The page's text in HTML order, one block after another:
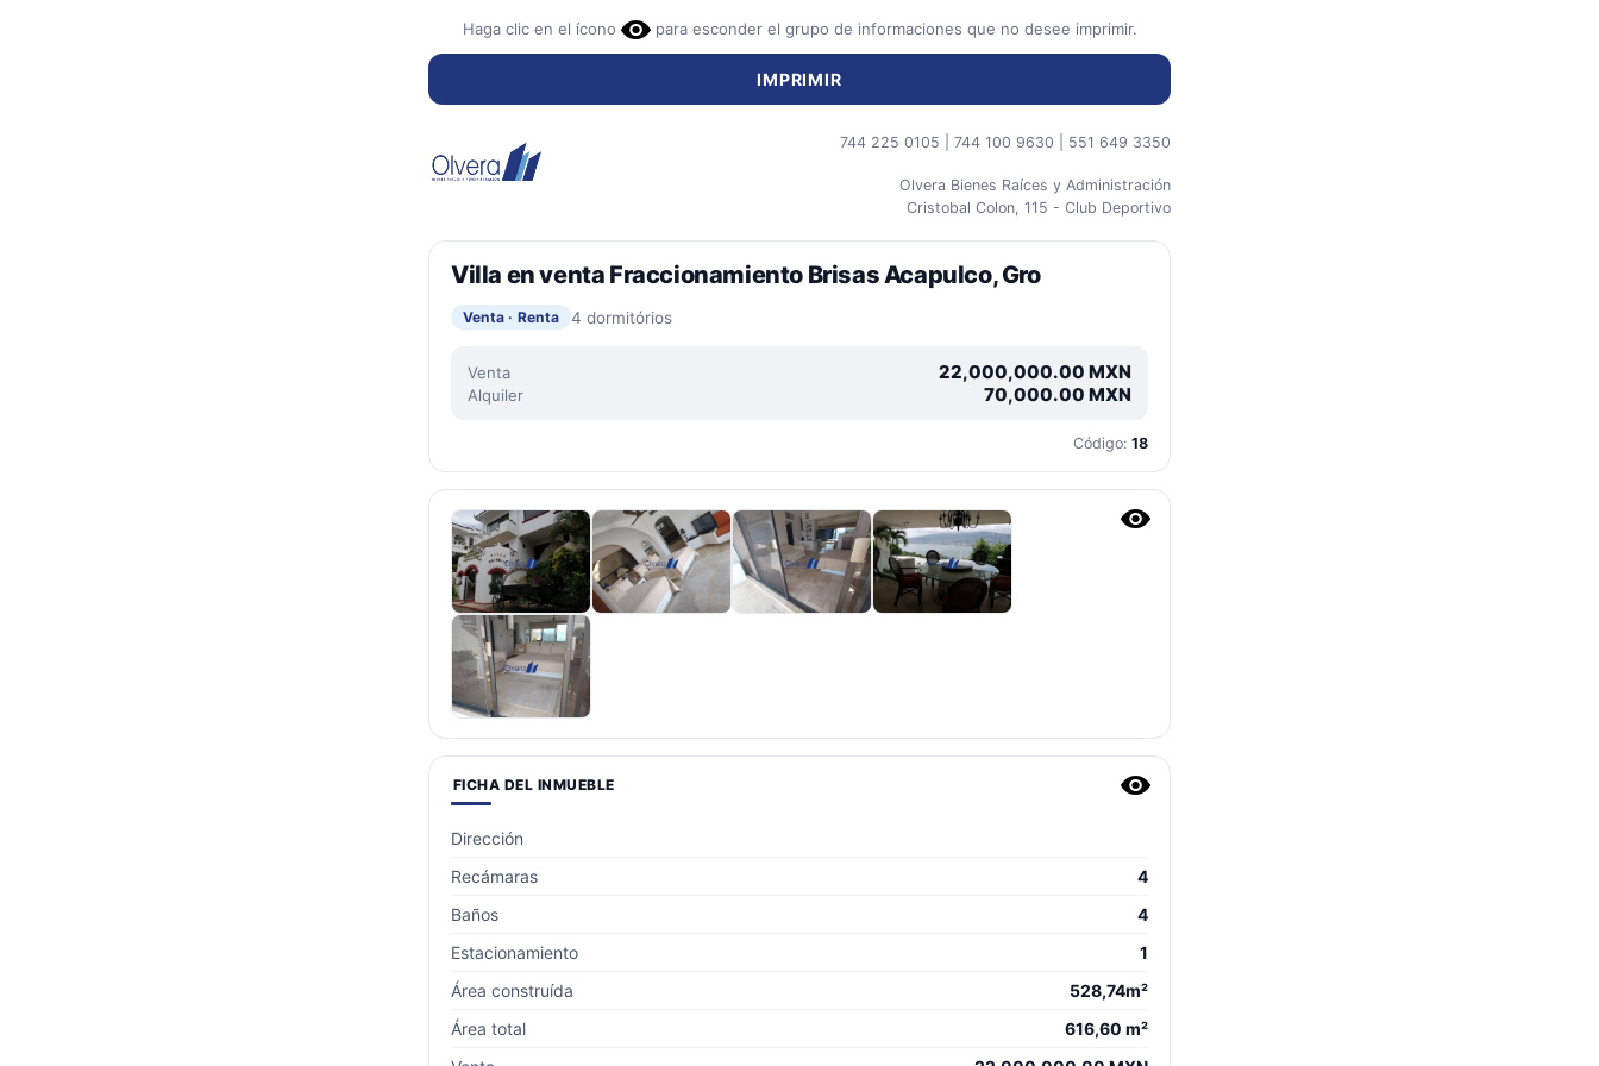
Haga clic en el ícono para esconder el grupo de informaciones que no desee imprimir.
IMPRIMIR
744 225 0105 | 744 100 9630 | 551 649 3350
Olvera Bienes Raíces y Administración
Cristobal Colon, 115 - Club Deportivo
Villa en venta Fraccionamiento Brisas Acapulco, Gro
Venta · Renta 4 dormitórios
Venta 22,000,000.00 MXN
Alquiler 70,000.00 MXN
Código: 18
FICHA DEL INMUEBLE
Dirección
Recámaras
4
Baños
4
Estacionamiento
1
Área construída
528,74m²
Área total
616,60 m²